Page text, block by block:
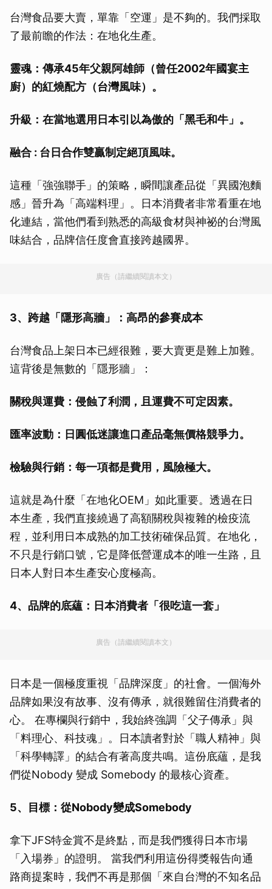
台灣食品要大賣，單靠「空運」是不夠的。我們採取
了最前瞻的作法：在地化生產。
靈魂：傳承45年父親阿雄師（曾任2002年國宴主
廚）的紅燒配方（台灣風味）。
升級：在當地選用日本引以為傲的「黑毛和牛」。
融合 : 台日合作雙贏制定絕頂風味。
這種「強強聯手」的策略，瞬間讓產品從「異國泡麵
感」晉升為「高端料理」。日本消費者非常看重在地
化連結，當他們看到熟悉的高級食材與神祕的台灣風
味結合，品牌信任度會直接跨越國界。
廣告（請繼續閱讀本文）
3、跨越「隱形高牆」：高昂的參賽成本
台灣食品上架日本已經很難，要大賣更是難上加難。
這背後是無數的「隱形牆」：
關稅與運費：侵蝕了利潤，且運費不可定因素。
匯率波動：日圓低迷讓進口產品毫無價格競爭力。
檢驗與行銷：每一項都是費用，風險極大。
這就是為什麼「在地化OEM」如此重要。透過在日
本生產，我們直接繞過了高額關稅與複雜的檢疫流
程，並利用日本成熟的加工技術確保品質。在地化，
不只是行銷口號，它是降低營運成本的唯一生路，且
日本人對日本生產安心度極高。
4、品牌的底蘊：日本消費者「很吃這一套」
廣告（請繼續閱讀本文）
日本是一個極度重視「品牌深度」的社會。一個海外
品牌如果沒有故事、沒有傳承，就很難留住消費者的
心。 在專欄與行銷中，我始終強調「父子傳承」與
「料理心、科技魂」。日本讀者對於「職人精神」與
「科學轉譯」的結合有著高度共鳴。這份底蘊，是我
們從Nobody 變成 Somebody 的最核心資產。
5、目標：從Nobody變成Somebody
拿下JFS特金賞不是終點，而是我們獲得日本市場
「入場券」的證明。 當我們利用這份得獎報告向通
路商提案時，我們不再是那個「來自台灣的不知名品